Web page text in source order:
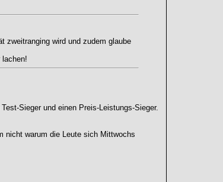
zweitranging wird und zudem glaube
lachen!
Sieger und einen Preis-Leistungs-Sieger.
nicht warum die Leute sich Mittwochs